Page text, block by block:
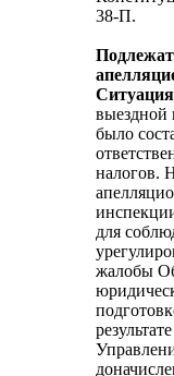
38-П.
Ситуация
выездной
было
налогов.
для
жалобы